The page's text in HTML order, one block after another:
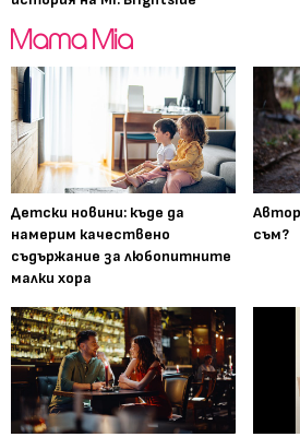
Детски новини: къде да
намерим качествено
съдържание за любопитните
малки хора
съм?